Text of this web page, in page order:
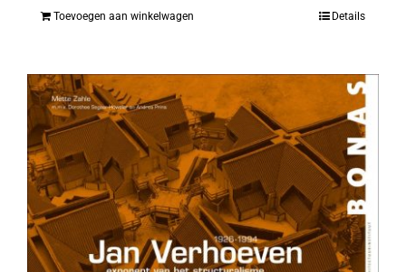
Toevoegen aan winkelwagen Details